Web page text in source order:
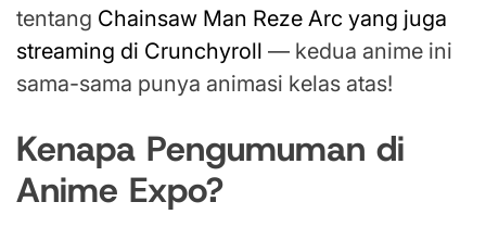
tentang Chainsaw Man Reze Arc yang juga
streaming di Crunchyroll — kedua anime ini
sama-sama punya animasi kelas atas!
Kenapa Pengumuman di
Anime Expo?